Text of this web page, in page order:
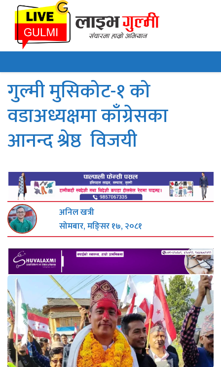
गुल्मी मुसिकोट-१ को
वडाअध्यक्षमा काँग्रेसका
आनन्द श्रेष्ठ विजयी
अनिल खत्री
सोमबार, मङि्सर १७, २०८१